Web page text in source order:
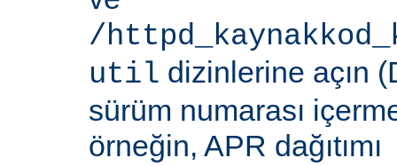
/
util dizinlerine açın
sürüm numarası
örneğin, APR dağıtımı